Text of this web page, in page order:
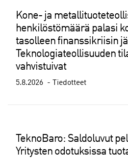
Kone- ja
henkilöstömäärä palasi
tasolleen finanssikriisin
Teknologiateollisuuden
vahvistuivat
5.8.2026 Tiedotteet
TeknoBaro: Saldoluvut
Yritysten odotuksissa